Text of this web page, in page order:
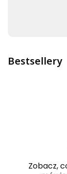
Bestsellery
Zobacz,